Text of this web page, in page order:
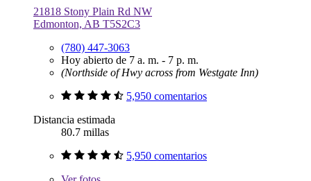
21818 Stony Plain Rd NW
Edmonton, AB T5S2C3
(780) 447-3063
Hoy abierto de 7 a. m. - 7 p. m.
(Northside of Hwy across from Westgate Inn)
5,950 comentarios
Distancia estimada
80.7 millas
5,950 comentarios